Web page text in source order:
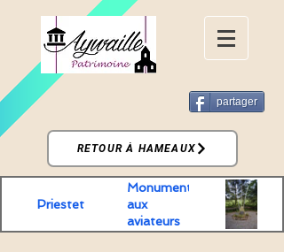
partager
Priestet
Monument
aux
aviateurs
RETOUR À HAMEAUX